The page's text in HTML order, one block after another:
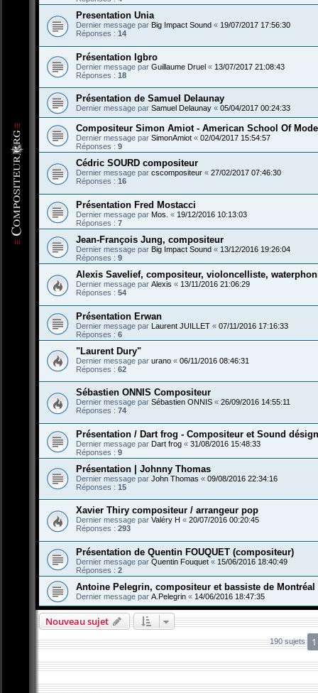
Presentation Unia
Dernier message par Big Impact Sound « 19/07/2017 17:56:30
Réponses : 14
Présentation Igbro
Dernier message par Guillaume Druel « 13/07/2017 21:08:43
Réponses : 18
Présentation de Samuel Delaunay
Dernier message par Samuel Delaunay « 05/04/2017 00:24:33
Compositeur Simon Amiot - American School Of
Dernier message par SimonAmiot « 02/04/2017 15:54:57
Réponses : 9
Cédric SOURD compositeur
Dernier message par cscompositeur « 27/02/2017 07:46:30
Réponses : 16
Présentation Fred Mostacci
Dernier message par Mos. « 19/12/2016 10:13:03
Réponses : 7
Jean-François Jung, compositeur
Dernier message par Big Impact Sound « 13/12/2016 19:26:04
Réponses : 9
Alexis Savelief, compositeur, violoncelliste,
Dernier message par Alexis « 13/11/2016 21:06:29
Réponses : 54
Présentation Erwan
Dernier message par Laurent JUILLET « 07/11/2016 17:16:33
Réponses : 6
"Laurent Dury"
Dernier message par urano « 06/11/2016 08:46:31
Réponses : 62
Sébastien ONNIS Compositeur
Dernier message par Sébastien ONNIS « 26/09/2016 14:55:11
Réponses : 74
Présentation / Dart frog - Compositeur et Sound
Dernier message par Dart frog « 31/08/2016 15:48:33
Réponses : 9
Présentation | Johnny Thomas
Dernier message par John Thomas « 09/08/2016 22:34:16
Réponses : 15
Xavier Thiry compositeur / arrangeur pop
Dernier message par Valéry H « 20/07/2016 00:20:45
Réponses : 293
Présentation de Quentin FOUQUET (compositeur)
Dernier message par Quentin Fouquet « 15/06/2016 18:40:49
Réponses : 2
Antoine Pelegrin, compositeur et bassiste de Montréal
Dernier message par A.Pelegrin « 14/06/2016 18:47:35
Nouveau sujet
190 sujets 1